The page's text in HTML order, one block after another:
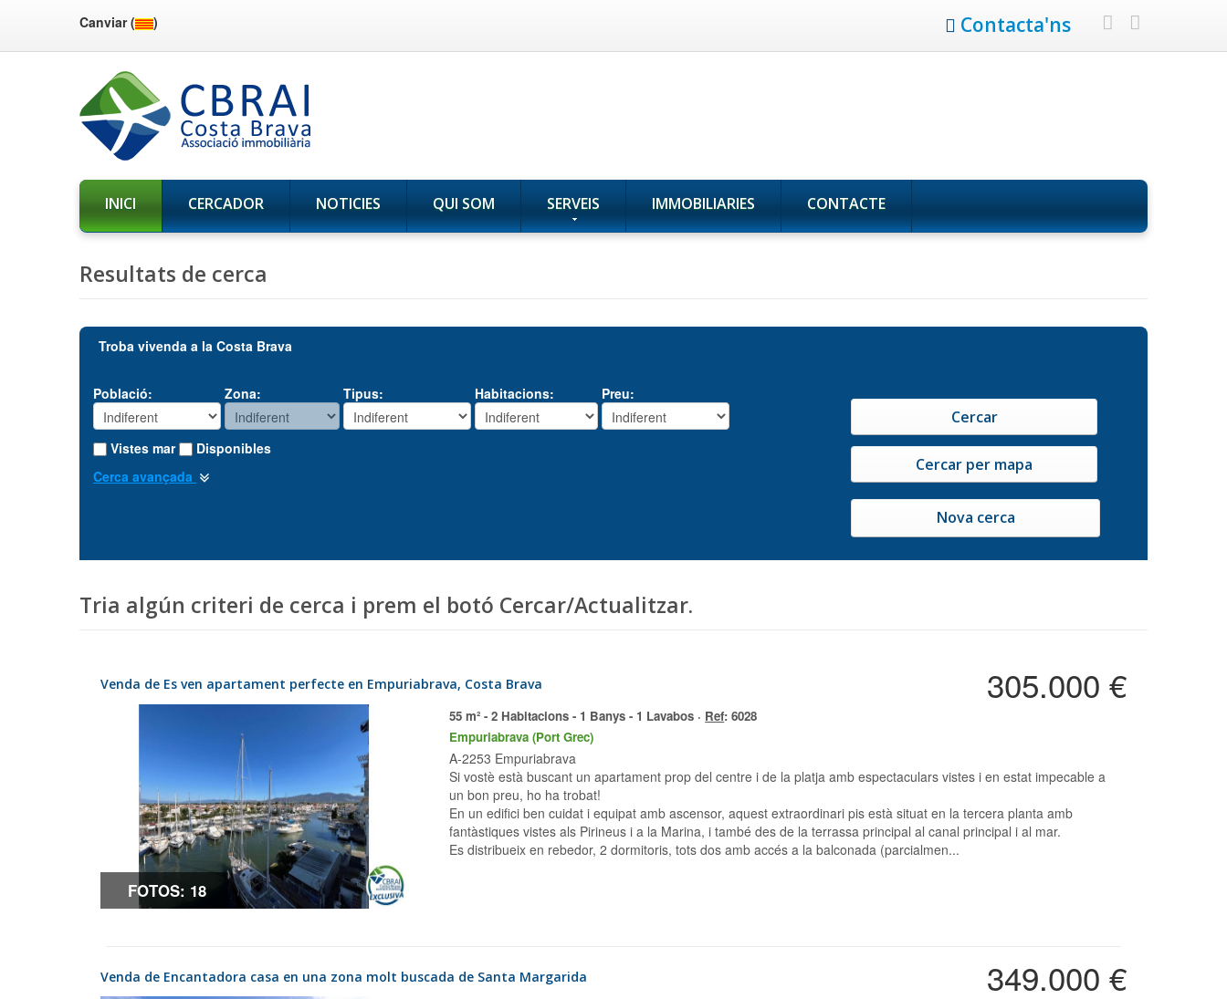
Canviar ( ) Contacta'ns
INICI CERCADOR NOTICIES QUI SOM SERVEIS IMMOBILIARIES CONTACTE
Resultats de cerca
Troba vivenda a la Costa Brava
Població: Zona: Tipus: Habitacions: Preu:
Vistes mar
Disponibles
Cerca avançada
Nova cerca
Tria algún criteri de cerca i prem el botó Cercar/Actualitzar.
Venda de Es ven apartament perfecte en Empuriabrava, Costa Brava 305.000 €
FOTOS: 18
55 m² - 2 Habitacions - 1 Banys - 1 Lavabos · Ref: 6028
Empuriabrava (Port Grec)
A-2253 Empuriabrava
Si vostè està buscant un apartament prop del centre i de la platja amb espectaculars vistes i en estat impecable a
un bon preu, ho ha trobat!
En un edifici ben cuidat i equipat amb ascensor, aquest extraordinari pis està situat en la tercera planta amb
fantàstiques vistes als Pirineus i a la Marina, i també des de la terrassa principal al canal principal i al mar.
Es distribueix en rebedor, 2 dormitoris, tots dos amb accés a la balconada (parcialmen...
Venda de Encantadora casa en una zona molt buscada de Santa Margarida 349.000 €